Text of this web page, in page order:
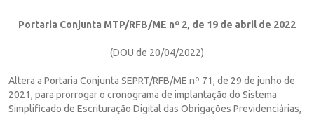
Portaria Conjunta MTP/RFB/ME nº 2, de 19 de abril de 2022
(DOU de 20/04/2022)
Altera a Portaria Conjunta SEPRT/RFB/ME nº 71, de 29 de junho de
2021, para prorrogar o cronograma de implantação do Sistema
Simplificado de Escrituração Digital das Obrigações Previdenciárias,